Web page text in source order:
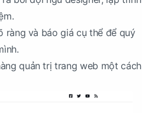
ràng và báo giá cụ thể để quý
quản trị trang web một cách